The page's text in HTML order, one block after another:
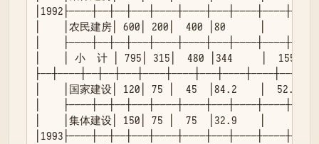
│1992├────┼──┼──┼───┼────┼────┼───┼────┼────┼────┤
│    │农民建房│ 600│ 200│  400 │80      │
│    ├────┼──┼──┼───┼────┼────┼───┼────┼────┼────┤
│    │ 小  计 │ 795│ 315│  480 │344     │  155
├──┼────┼──┼──┼───┼────┼────┼───┼────┼────┼────┤
│    │国家建设│ 120│ 75 │  45  │84.2    │  52.5
│    ├────┼──┼──┼───┼────┼────┼───┼────┼────┼────┤
│    │集体建设│ 150│ 75 │  75  │32.9    │
│1993├────┼──┼──┼───┼────┼────┼───┼────┼────┼────┤